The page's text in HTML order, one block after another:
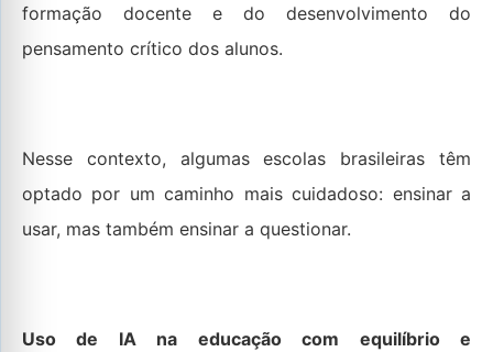
formação docente e do desenvolvimento do
pensamento crítico dos alunos.
Nesse contexto, algumas escolas brasileiras têm
optado por um caminho mais cuidadoso: ensinar a
usar, mas também ensinar a questionar.
Uso de IA na educação com equilíbrio e